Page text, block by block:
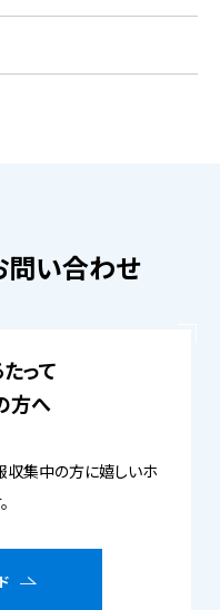
問い合わせ
って
方へ
集中の方に嬉しいホ